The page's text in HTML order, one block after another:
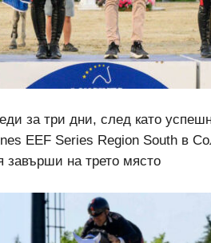
за три дни, след като
EEF Series Region South в
завърши на трето място